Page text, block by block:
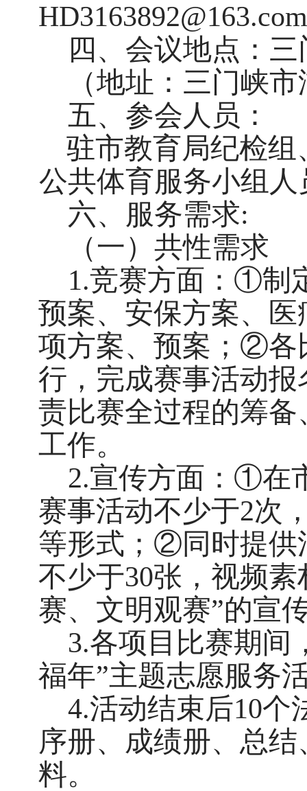
HD3163892@163.com
四、会议地点：
（地址：三门峡
五、参会人员：
驻市教育局纪检
公共体育服务小组
六、服务需求:
（一）共性需求
1.竞赛方面：①制
预案、安保方案、
项方案、预案；②各
行，完成赛事活动
责比赛全过程的筹
工作。
2.宣传方面：①在
赛事活动不少于2次
等形式；②同时提供
不少于30张，视频
赛、文明观赛”的宣
3.各项目比赛期间
福年”主题志愿服务
4.活动结束后10个
序册、成绩册、总
料。